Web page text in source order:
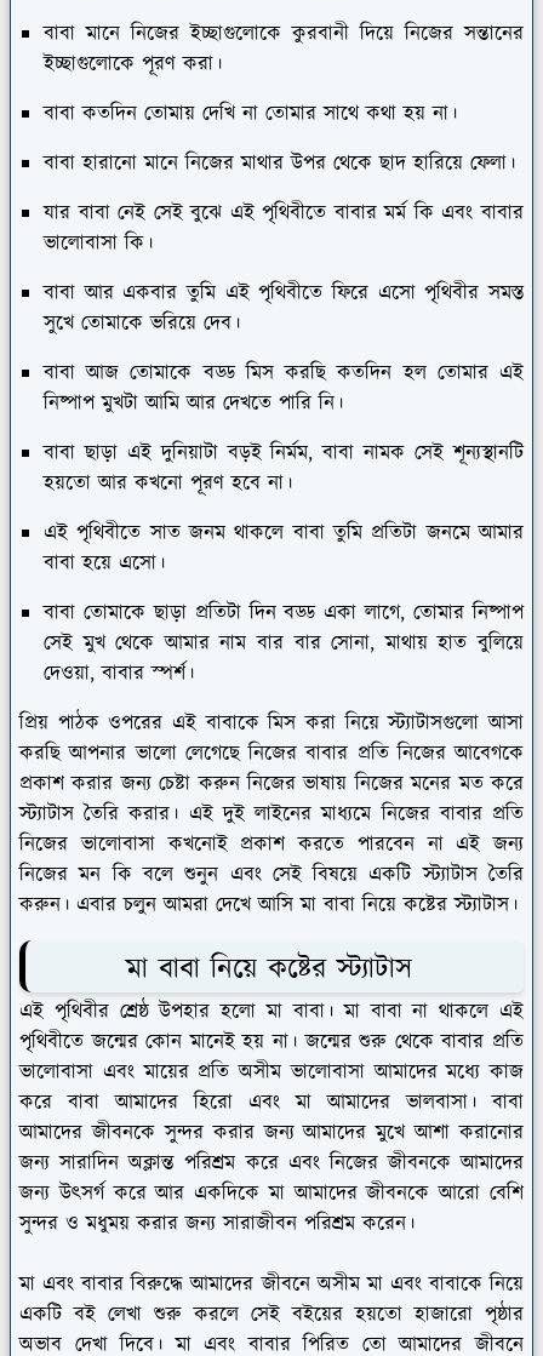
বাবা মানে নিজের ইচ্ছাগুলোকে কুরবানী দিয়ে নিজের সন্তানের
ইচ্ছাগুলোকে পূরণ করা।
বাবা কতদিন তোমায় দেখি না তোমার সাথে কথা হয় না।
বাবা হারানো মানে নিজের মাথার উপর থেকে ছাদ হারিয়ে ফেলা।
যার বাবা নেই সেই বুঝে এই পৃথিবীতে বাবার মর্ম কি এবং বাবার
ভালোবাসা কি।
বাবা আর একবার তুমি এই পৃথিবীতে ফিরে এসো পৃথিবীর সমস্ত
সুখে তোমাকে ভরিয়ে দেব।
বাবা আজ তোমাকে বড্ড মিস করছি কতদিন হল তোমার এই
নিষ্পাপ মুখটা আমি আর দেখতে পারি নি।
বাবা ছাড়া এই দুনিয়াটা বড়ই নির্মম, বাবা নামক সেই শূন্যস্থানটি
হয়তো আর কখনো পূরণ হবে না।
এই পৃথিবীতে সাত জনম থাকলে বাবা তুমি প্রতিটা জনমে আমার
বাবা হয়ে এসো।
বাবা তোমাকে ছাড়া প্রতিটা দিন বড্ড একা লাগে, তোমার নিষ্পাপ
সেই মুখ থেকে আমার নাম বার বার সোনা, মাথায় হাত বুলিয়ে
দেওয়া, বাবার স্পর্শ।
প্রিয় পাঠক ওপরের এই বাবাকে মিস করা নিয়ে স্ট্যাটাসগুলো আসা
করছি আপনার ভালো লেগেছে নিজের বাবার প্রতি নিজের আবেগকে
প্রকাশ করার জন্য চেষ্টা করুন নিজের ভাষায় নিজের মনের মত করে
স্ট্যাটাস তৈরি করার। এই দুই লাইনের মাধ্যমে নিজের বাবার প্রতি
নিজের ভালোবাসা কখনোই প্রকাশ করতে পারবেন না এই জন্য
নিজের মন কি বলে শুনুন এবং সেই বিষয়ে একটি স্ট্যাটাস তৈরি
করুন। এবার চলুন আমরা দেখে আসি মা বাবা নিয়ে কষ্টের স্ট্যাটাস।
মা বাবা নিয়ে কষ্টের স্ট্যাটাস
এই পৃথিবীর শ্রেষ্ঠ উপহার হলো মা বাবা। মা বাবা না থাকলে এই
পৃথিবীতে জন্মের কোন মানেই হয় না। জন্মের শুরু থেকে বাবার প্রতি
ভালোবাসা এবং মায়ের প্রতি অসীম ভালোবাসা আমাদের মধ্যে কাজ
করে বাবা আমাদের হিরো এবং মা আমাদের ভালবাসা। বাবা
আমাদের জীবনকে সুন্দর করার জন্য আমাদের মুখে আশা করানোর
জন্য সারাদিন অক্লান্ত পরিশ্রম করে এবং নিজের জীবনকে আমাদের
জন্য উৎসর্গ করে আর একদিকে মা আমাদের জীবনকে আরো বেশি
সুন্দর ও মধুময় করার জন্য সারাজীবন পরিশ্রম করেন।
মা এবং বাবার বিরুদ্ধে আমাদের জীবনে অসীম মা এবং বাবাকে নিয়ে
একটি বই লেখা শুরু করলে সেই বইয়ের হয়তো হাজারো পৃষ্ঠার
অভাব দেখা দিবে। মা এবং বাবার পিরিত তো আমাদের জীবনে